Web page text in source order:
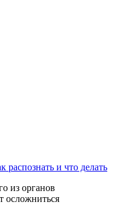
распознать и что делать
из органов
осложниться